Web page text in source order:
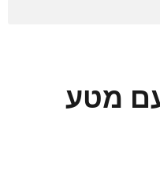
מטע